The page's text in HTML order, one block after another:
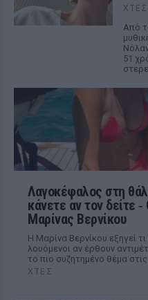
ΧΤΕΣ
Από
51
Λαγοκέφαλος στη
κάνετε αν τον δείτε
Μαρίνας Βερνίκου
Η Μαρίνα Βερνίκου εξηγεί
λουόμενοι αν έρθουν
το πιο συζητημένο θέμα
ΧΤΕΣ